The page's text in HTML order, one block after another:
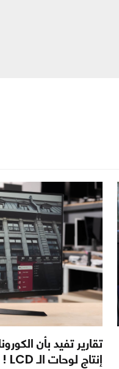
تقارير تفيد بأن
إنتاج لوحات الـ LCD !